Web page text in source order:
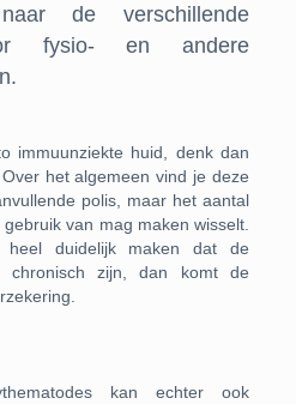
de verschillende
fysio- en andere
immuunziekte huid, denk dan
het algemeen vind je deze
polis, maar het aantal
van mag maken wisselt.
duidelijk maken dat de
chronisch zijn, dan komt de
kan echter ook